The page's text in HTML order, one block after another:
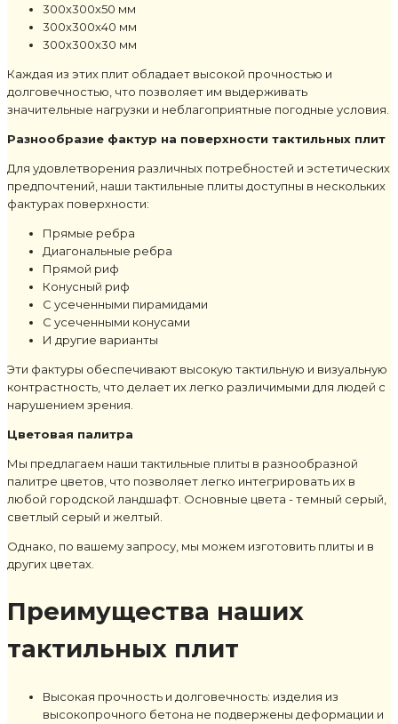
300х300х50 мм
300х300х40 мм
300х300х30 мм
Каждая из этих плит обладает высокой прочностью и
долговечностью, что позволяет им выдерживать
значительные нагрузки и неблагоприятные погодные условия.
Разнообразие фактур на поверхности тактильных плит
Для удовлетворения различных потребностей и эстетических
предпочтений, наши тактильные плиты доступны в нескольких
фактурах поверхности:
Прямые ребра
Диагональные ребра
Прямой риф
Конусный риф
С усеченными пирамидами
С усеченными конусами
И другие варианты
Эти фактуры обеспечивают высокую тактильную и визуальную
контрастность, что делает их легко различимыми для людей с
нарушением зрения.
Цветовая палитра
Мы предлагаем наши тактильные плиты в разнообразной
палитре цветов, что позволяет легко интегрировать их в
любой городской ландшафт. Основные цвета - темный серый,
светлый серый и желтый.
Однако, по вашему запросу, мы можем изготовить плиты и в
других цветах.
Преимущества наших
тактильных плит
Высокая прочность и долговечность: изделия из
высокопрочного бетона не подвержены деформации и